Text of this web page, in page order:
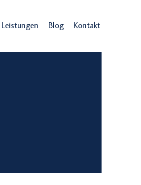
Leistungen Blog Kontakt